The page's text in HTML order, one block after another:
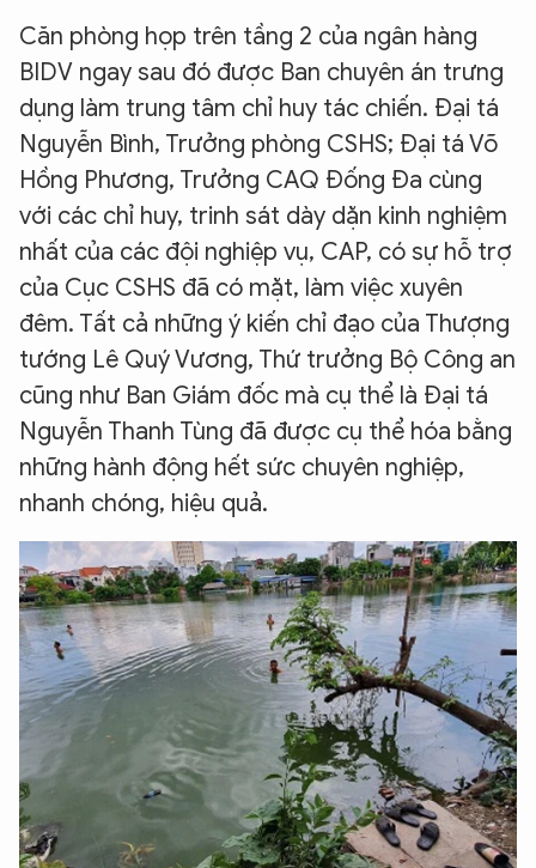
Căn phòng họp trên tầng 2 của ngân hàng
BIDV ngay sau đó được Ban chuyên án trưng
dụng làm trung tâm chỉ huy tác chiến. Đại tá
Nguyễn Bình, Trưởng phòng CSHS; Đại tá Võ
Hồng Phương, Trưởng CAQ Đống Đa cùng
với các chỉ huy, trinh sát dày dặn kinh nghiệm
nhất của các đội nghiệp vụ, CAP, có sự hỗ trợ
của Cục CSHS đã có mặt, làm việc xuyên
đêm. Tất cả những ý kiến chỉ đạo của Thượng
tướng Lê Quý Vương, Thứ trưởng Bộ Công an
cũng như Ban Giám đốc mà cụ thể là Đại tá
Nguyễn Thanh Tùng đã được cụ thể hóa bằng
những hành động hết sức chuyên nghiệp,
nhanh chóng, hiệu quả.